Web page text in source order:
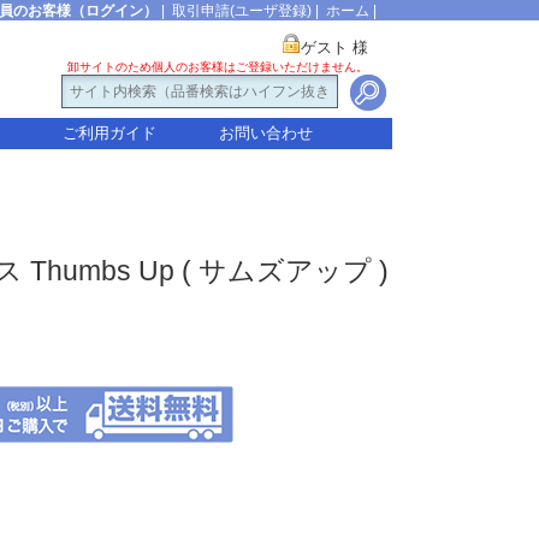
のお客様（ログイン） 取引申請(ユーザ登録) ホーム
ゲスト 様
卸サイトのため個人のお客様はご登録いただけません。
ご利用ガイド お問い合わせ
Thumbs Up ( サムズアップ )